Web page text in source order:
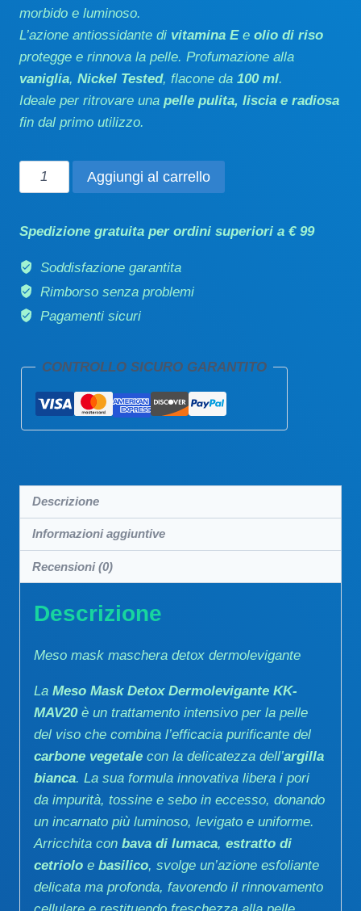
morbido e luminoso.
L’azione antiossidante di vitamina Ee olio di riso
protegge e rinnova la pelle. Profumazione alla
vaniglia, Nickel Tested, flacone da 100 ml.
Ideale per ritrovare una pelle pulita, liscia e radiosa
fin dal primo utilizzo.
Meso
mask
detox
dermolevigante
Aggiungi al carrello
Spedizione gratuita per ordini superiori a € 99
Soddisfazione garantita
Rimborso senza problemi
Pagamenti sicuri
CONTROLLO SICURO GARANTITO
Descrizione
Informazioni aggiuntive
Recensioni (0)
Descrizione
Meso mask maschera detox dermolevigante
La Meso Mask Detox Dermolevigante KK-
MAV20è un trattamento intensivo per la pelle
del viso che combina l’efficacia purificante del
carbone vegetale con la delicatezza dell’argilla
bianca. La sua formula innovativa libera i pori
da impurità, tossine e sebo in eccesso, donando
un incarnato più luminoso, levigato e uniforme.
Arricchita con bava di lumaca, estratto di
cetriolo e basilico, svolge un’azione esfoliante
delicata ma profonda, favorendo il rinnovamento